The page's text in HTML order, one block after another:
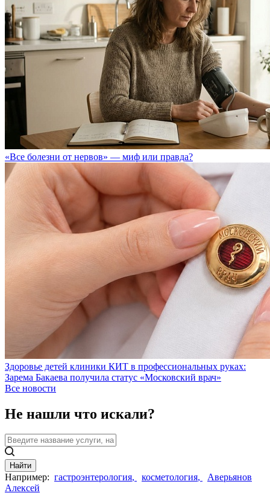
«Все болезни от нервов» — миф или правда?
Здоровье детей клиники КИТ в профессиональных руках:
Зарема Бакаева получила статус «Московский врач»
Все новости
Не нашли что искали?
Найти
Например: гастроэнтерология, косметология,
Аверьянов
Алексей